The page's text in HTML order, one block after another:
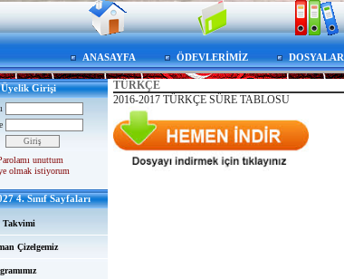
ANASAYFA ÖDEVLERİMİZ DOSYALAR
Üyelik Girişi
unuttum
olmak istiyorum
4. Sınıf Sayfaları
Takvimi
Çizelgemiz
TÜRKÇE
2016-2017 TÜRKÇE SÜRE TABLOSU